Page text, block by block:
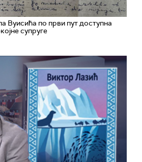
Вуисића по први пут доступна
супруге